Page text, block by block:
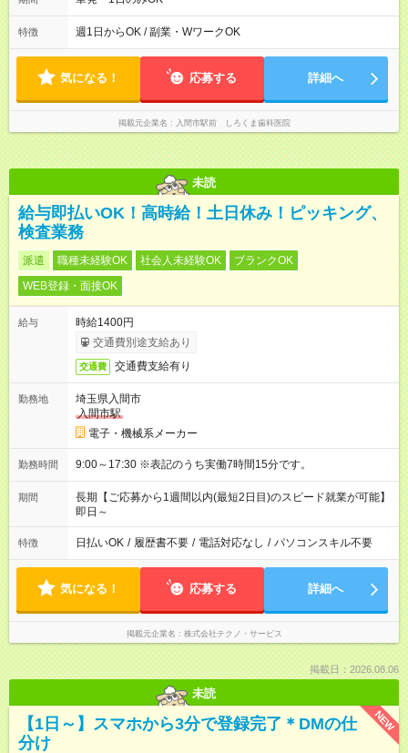
特徴 週1日からOK / 副業・WワークOK
気になる！ 応募する 詳細へ
掲載元企業名 入間市駅前 しろくま歯科医院
未読
給与即払いOK！高時給！土日休み！ピッキング、
検査業務
派遣 職種未経験OK 社会人未経験OK
ブランクOK
WEB登録・面接OK
給与
時給1400円
交通費別途支給あり
交通費 交通費支給有り
勤務地
埼玉県入間市
入間市駅
電子・機械系メーカー
勤務時間 9:00～17:30 ※表記のうち実働7時間15分です。
期間
長期【ご応募から1週間以内(最短2日目)のスピード就業が可能】
即日～
特徴 日払いOK / 履歴書不要 / 電話対応なし / パソコンスキル不要
気になる！ 応募する 詳細へ
掲載元企業名 株式会社テクノ・サービス
掲載日：2026.08.06
未読
NEW
【1日～】スマホから3分で登録完了＊DMの仕
分け